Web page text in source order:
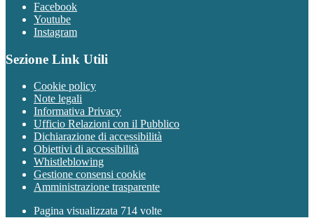
Facebook
Youtube
Instagram
Sezione Link Utili
Cookie policy
Note legali
Informativa Privacy
Ufficio Relazioni con il Pubblico
Dichiarazione di accessibilità
Obiettivi di accessibilità
Whistleblowing
Gestione consensi cookie
Amministrazione trasparente
Pagina visualizzata 714 volte